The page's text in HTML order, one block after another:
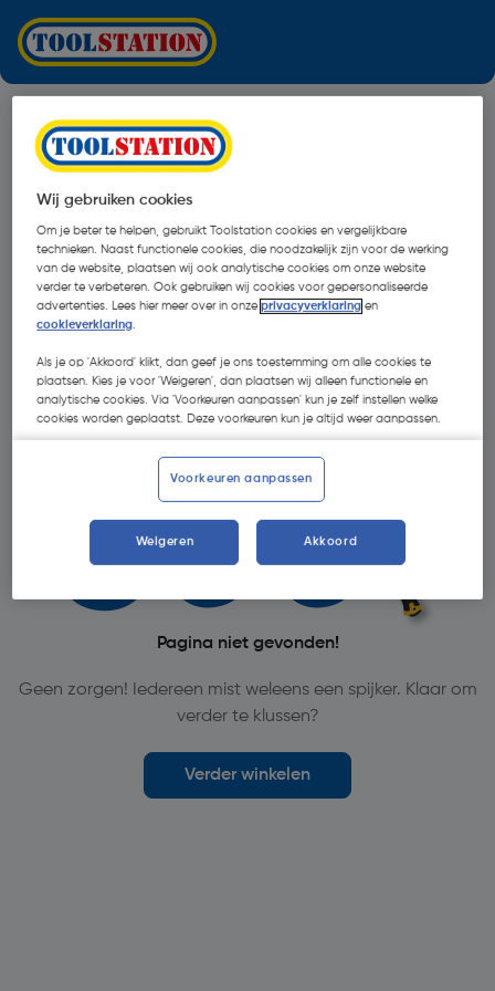
Oops!
Pagina niet gevonden!
Geen zorgen! Iedereen mist weleens een spijker. Klaar om
verder te klussen?
Verder winkelen
Wij gebruiken cookies
Om je beter te helpen, gebruikt Toolstation cookies en vergelijkbare
technieken. Naast functionele cookies, die noodzakelijk zijn voor de werking
van de website, plaatsen wij ook analytische cookies om onze website
verder te verbeteren. Ook gebruiken wij cookies voor gepersonaliseerde
advertenties. Lees hier meer over in onzeprivacyverklaring en
cookieverklaring.
Als je op 'Akkoord' klikt, dan geef je ons toestemming om alle cookies te
plaatsen. Kies je voor 'Weigeren', dan plaatsen wij alleen functionele en
analytische cookies. Via 'Voorkeuren aanpassen' kun je zelf instellen welke
cookies worden geplaatst. Deze voorkeuren kun je altijd weer aanpassen.
Voorkeuren aanpassen
Weigeren Akkoord